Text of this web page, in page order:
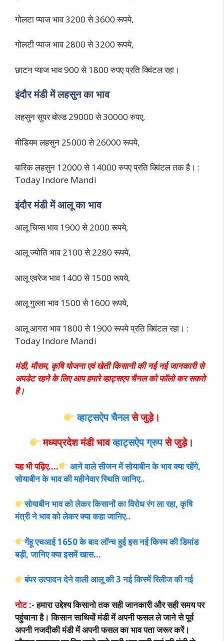
गोलटा प्याज भाव 3200 से 3600 रूपये,
गोलटी प्याज भाव 2800 से 3200 रूपये,
छाटन प्याज भाव 900 से 1800 रुपए प्रति क्विंटल रहा।
इंदौर मंडी में लहसुन का भाव
लहसुन सुपर बोल्ड 29000 से 30000 रुपए,
मीडियम लहसुन 25000 से 26000 रूपये,
बारिक लहसुन 12000 से 14000 रुपए प्रति क्विंटल तक है। :
Today Indore Mandi
इंदौर मंडी में आलू का भाव
आलू चिप्स भाव 1900 से 2000 रूपये,
आलू ज्योति भाव 2100 से 2280 रूपये,
आलू एवरेज भाव 1400 से 1500 रूपये,
आलू गुल्ला भाव 1500 से 1600 रूपये,
आलू आगरा भाव 1800 से 1900 रूपये प्रति क्विंटल रहा। :
Today Indore Mandi
मंडी, मौसम, कृषि योजना एवं खेती किसानी की नई नई जानकारी से
अपडेट रहने के लिए आप हमारे व्हाट्सएप चैनल को फॉलो कर सकते
है।
व्हाट्सऐप चैनलसे जुड़े।
मध्यप्रदेश मंडी भावव्हाट्सऐप ग्रुपसे जुड़े।
यह भी पढ़िए….
आने वाले सीजन में सोयाबीन के भाव क्या रहेंगे,
सोयाबीन के भाव की महीनेवार स्थिति जानिए..
सोयाबीन भाव को लेकर किसानों का विरोध रंग ला रहा, कृषि
मंत्री ने भाव को लेकर क्या कहा जानिए..
गेंहू एचआई 1650 के बाद लॉन्च हुई इस नई किस्म की डिमांड
बड़ी, जानिए क्या इसमें खास…
बंपर उत्पादन देने वाली आलू की 3 नई किस्में रिलीज की गई
नोट :- हमारा उद्देश्य किसानो तक सही जानकारी और सही समय पर
पहुंचाना है। किसान साथियों मंडी में अपनी फसल ले जाने से पूर्व
अपनी नजदीकी मंडी में अपनी फसल का भाव पता जरूर करें।